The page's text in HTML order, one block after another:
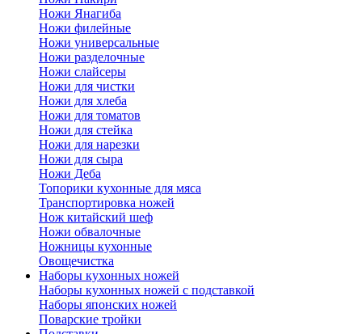
Ножи Янагиба
Ножи филейные
Ножи универсальные
Ножи разделочные
Ножи слайсеры
Ножи для чистки
Ножи для хлеба
Ножи для томатов
Ножи для стейка
Ножи для нарезки
Ножи для сыра
Ножи Деба
Топорики кухонные для мяса
Транспортировка ножей
Нож китайский шеф
Ножи обвалочные
Ножницы кухонные
Овощечистка
Наборы кухонных ножей
Наборы кухонных ножей с подставкой
Наборы японских ножей
Поварские тройки